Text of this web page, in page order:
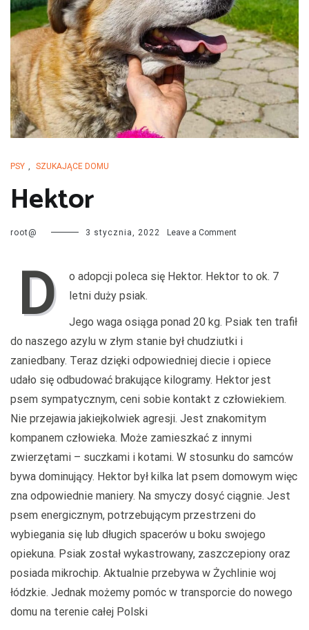
przechodzą kwarantannę, są leczone i mają całą profilaktykę. Są
również sterylizowane i kastrowane. Są socjalizowane czyli
przygotowywane do tego by odnaleźć się w nowej rodzinie. My
bardzo dobrze znamy naszych podopiecznych więc jest nam łatwiej
dopasować psa do rodziny i odwrotnie.
PSY , SZUKAJĄCE DOMU
Hektor
root@ 3 stycznia, 2022 Leave a Commenton
D
o adopcji poleca się Hektor. Hektor to ok. 7
letni duży psiak.
Jego waga osiąga ponad 20 kg. Psiak ten trafił
do naszego azylu w złym stanie był chudziutki i
zaniedbany. Teraz dzięki odpowiedniej diecie i opiece
udało się odbudować brakujące kilogramy. Hektor jest
psem sympatycznym, ceni sobie kontakt z człowiekiem.
Nie przejawia jakiejkolwiek agresji. Jest znakomitym
kompanem człowieka. Może zamieszkać z innymi
zwierzętami – suczkami i kotami. W stosunku do samców
bywa dominujący. Hektor był kilka lat psem domowym więc
zna odpowiednie maniery. Na smyczy dosyć ciągnie. Jest
psem energicznym, potrzebującym przestrzeni do
wybiegania się lub długich spacerów u boku swojego
opiekuna. Psiak został wykastrowany, zaszczepiony oraz
posiada mikrochip. Aktualnie przebywa w Żychlinie woj
łódzkie. Jednak możemy pomóc w transporcie do nowego
domu na terenie całej Polski